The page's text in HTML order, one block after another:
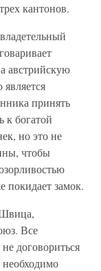
кантонов.
австрийскую
принять
к богатой
но это не
чтобы
покидает замок.
Все
договориться